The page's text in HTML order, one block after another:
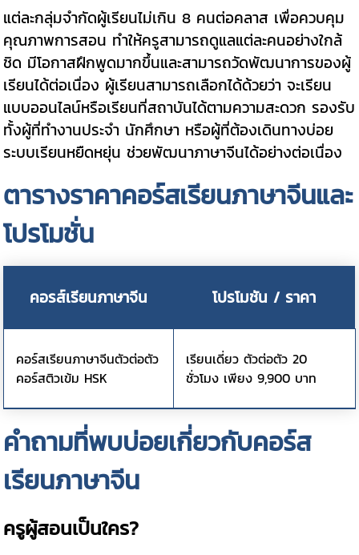
แต่ละกลุ่มจำกัดผู้เรียนไม่เกิน 8 คนต่อคลาส เพื่อควบคุม
คุณภาพการสอน ทำให้ครูสามารถดูแลแต่ละคนอย่างใกล้
ชิด มีโอกาสฝึกพูดมากขึ้นและสามารถวัดพัฒนาการของผู้
เรียนได้ต่อเนื่อง ผู้เรียนสามารถเลือกได้ด้วยว่า จะเรียน
แบบออนไลน์หรือเรียนที่สถาบันได้ตามความสะดวก รองรับ
ทั้งผู้ที่ทำงานประจำ นักศึกษา หรือผู้ที่ต้องเดินทางบ่อย
ระบบเรียนหยืดหยุ่น ช่วยพัฒนาภาษาจีนได้อย่างต่อเนื่อง
ตารางราคาคอร์สเรียนภาษาจีนและ
โปรโมชั่น
คอรส์เรียนภาษาจีน โปรโมชัน / ราคา
คอร์สเรียนภาษาจีนตัวต่อตัว
คอร์สติวเข้ม HSK
เรียนเดี่ยว ตัวต่อตัว 20
ชั่วโมง เพียง 9,900 บาท
คำถามที่พบบ่อยเกี่ยวกับคอร์ส
เรียนภาษาจีน
ครูผู้สอนเป็นใคร?